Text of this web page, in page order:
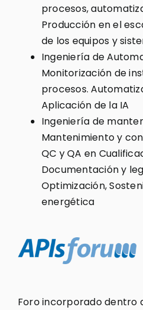
procesos,
Producción en el
de los equipos y
Ingeniería de
Monitorización de
procesos.
Aplicación de la IA
Ingeniería de
Mantenimiento y
QC y QA en
Documentación y
Optimización,
energética
Foro incorporado dentro